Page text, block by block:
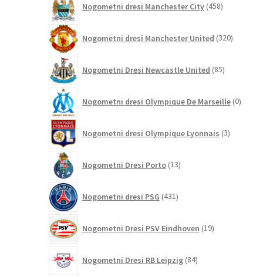
Nogometni dresi Manchester City 458izdelkov
Nogometni dresi Manchester United 320izdelkov
Nogometni Dresi Newcastle United 85izdelkov
Nogometni dresi Olympique De Marseille 0
Nogometni dresi Olympique Lyonnais 3izdelki
Nogometni Dresi Porto 13izdelkov
Nogometni dresi PSG 431izdelkov
Nogometni Dresi PSV Eindhoven 19izdelkov
Nogometni Dresi RB Leipzig 84izdelkov